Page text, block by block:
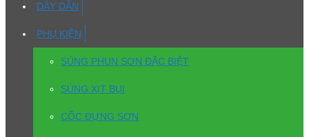
DÂY DẪN
PHỤ KIỆN
SÚNG PHUN SƠN ĐẶC BIỆT
SÚNG XỊT BỤI
CỐC ĐỰNG SƠN